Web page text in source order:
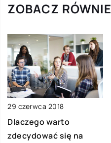
ZOBACZ
29 czerwca 2018
Dlaczego warto
zdecydować się na